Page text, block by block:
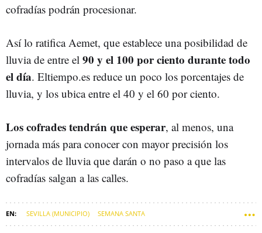
cofradías podrán procesionar.
Así lo ratifica Aemet, que establece una posibilidad de
lluvia de entre el 90 y el 100 por ciento durante todo
el día. Eltiempo.es reduce un poco los porcentajes de
lluvia, y los ubica entre el 40 y el 60 por ciento.
Los cofrades tendrán que esperar, al menos, una
jornada más para conocer con mayor precisión los
intervalos de lluvia que darán o no paso a que las
cofradías salgan a las calles.
SEVILLA (MUNICIPIO) SEMANA SANTA